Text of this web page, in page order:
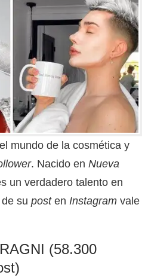
mundo de la cosmética y
. Nacido en Nueva
un verdadero talento en
su posten Instagram vale
(58.300